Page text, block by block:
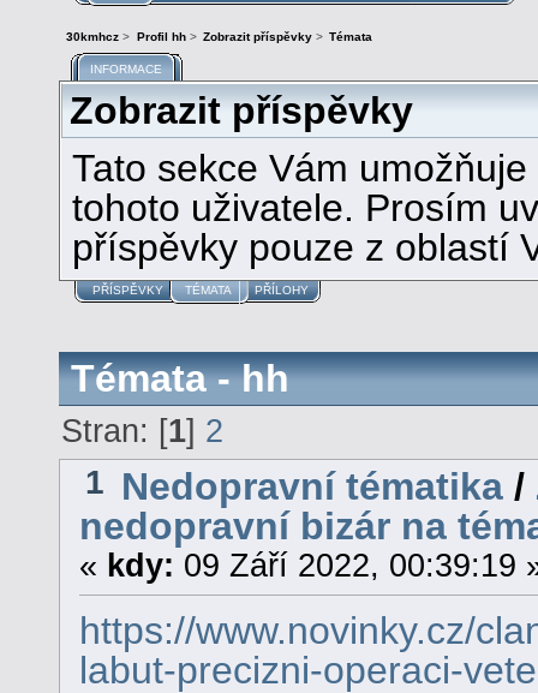
30kmhcz > Profil hh> Zobrazit příspěvky> Témata
INFORMACE
Zobrazit příspěvky
Tato sekce Vám
tohoto uživatele. Prosím
příspěvky pouze z oblastí
PŘÍSPĚVKY TÉMATA PŘÍLOHY
Témata - hh
Stran: [1] 2
1 Nedopravní tématika /
nedopravní bizár na
« kdy: 09 Září 2022, 00:39:19
https://www.novinky.cz/
labut-precizni-operaci-